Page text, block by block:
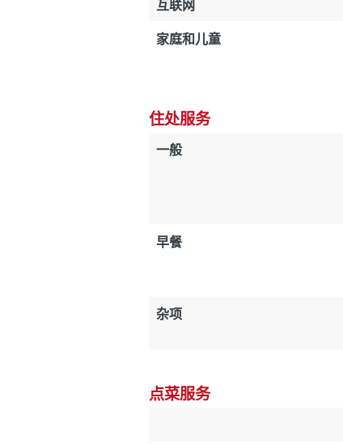
互联网
家庭和儿童
住处服务
一般
早餐
杂项
点菜服务